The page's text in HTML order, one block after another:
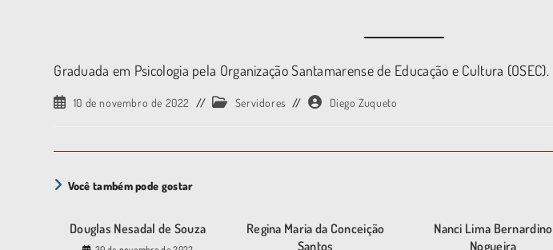
Graduada em Psicologia pela Organização Santamarense de Educação e Cultura (OSEC).
10 de novembro de 2022 Servidores Diego Zuqueto
Você também pode gostar
Douglas Nesadal de Souza
Regina Maria da Conceição
Santos
Nanci Lima Bernardino
Nogueira